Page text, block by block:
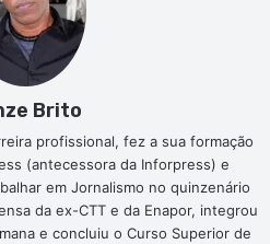
Brito
profissional, fez a sua formação
(antecessora da Inforpress) e
em Jornalismo no quinzenário
da ex-CTT e da Enapor, integrou
e concluiu o Curso Superior de